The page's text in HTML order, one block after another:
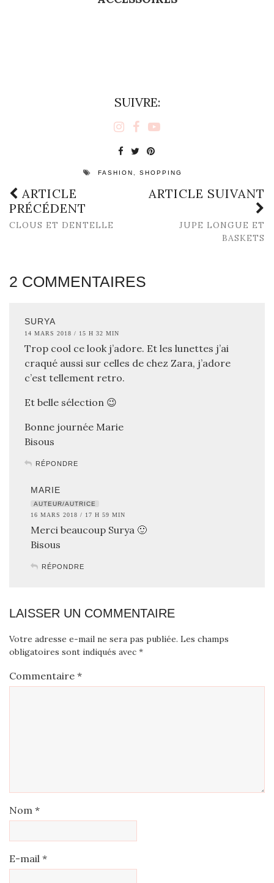
SUIVRE:
FASHION , SHOPPING
ARTICLE
PRÉCÉDENT
CLOUS ET DENTELLE
ARTICLE SUIVANT
JUPE LONGUE ET
BASKETS
2 COMMENTAIRES
SURYA
14 MARS 2018 / 15 H 32 MIN
Trop cool ce look j’adore. Et les lunettes j’ai
craqué aussi sur celles de chez Zara, j’adore
c’est tellement retro.
Et belle sélection 😉
Bonne journée Marie
Bisous
RÉPONDRE
MARIE
AUTEUR/AUTRICE
16 MARS 2018 / 17 H 59 MIN
Merci beaucoup Surya 🙂
Bisous
RÉPONDRE
LAISSER UN COMMENTAIRE
Votre adresse e-mail ne sera pas publiée. Les champs
obligatoires sont indiqués avec *
Commentaire *
Nom *
E-mail *